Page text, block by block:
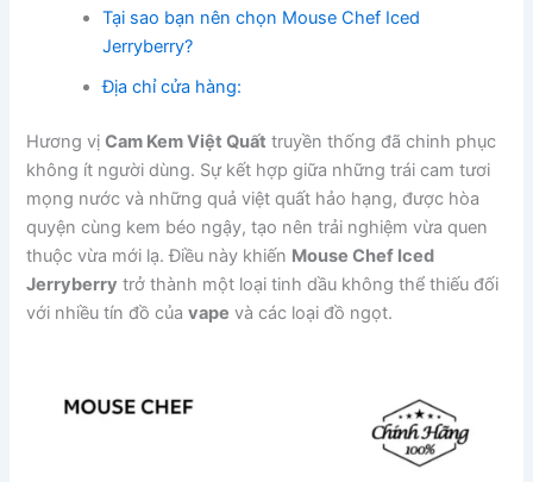
Tại sao bạn nên chọn Mouse Chef Iced
Jerryberry?
Địa chỉ cửa hàng:
Hương vịCam Kem Việt Quất truyền thống đã chinh phục
không ít người dùng. Sự kết hợp giữa những trái cam tươi
mọng nước và những quả việt quất hảo hạng, được hòa
quyện cùng kem béo ngậy, tạo nên trải nghiệm vừa quen
thuộc vừa mới lạ. Điều này khiến Mouse Chef Iced
Jerryberry trở thành một loại tinh dầu không thể thiếu đối
với nhiều tín đồ củavape và các loại đồ ngọt.